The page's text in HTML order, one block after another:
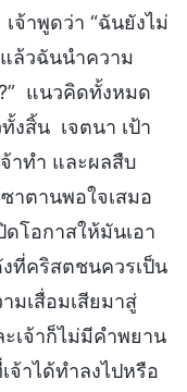
จ้าพูดว่า “ฉันยังไม่
ล้วฉันนำความ
แนวคิดทั้งหมด
งสิ้น เจตนา เป้า
าทำ และผลสืบ
าตานพอใจเสมอ
โอกาสให้มันเอา
งที่คริสตชนควรเป็น
มเสื่อมเสียมาสู่
เจ้าก็ไม่มีคำพยาน
จ้าได้ทำลงไปหรือ